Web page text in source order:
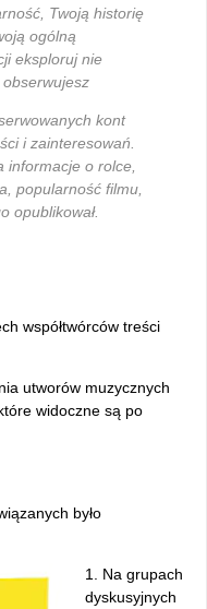
Twoją historię
ogólną
eksploruj nie
kont
i zainteresowań.
informacje o rolce,
popularność filmu,
opublikował.
współtwórców treści
utworów muzycznych
widoczne są po
było
1. Na grupach
dyskusyjnych